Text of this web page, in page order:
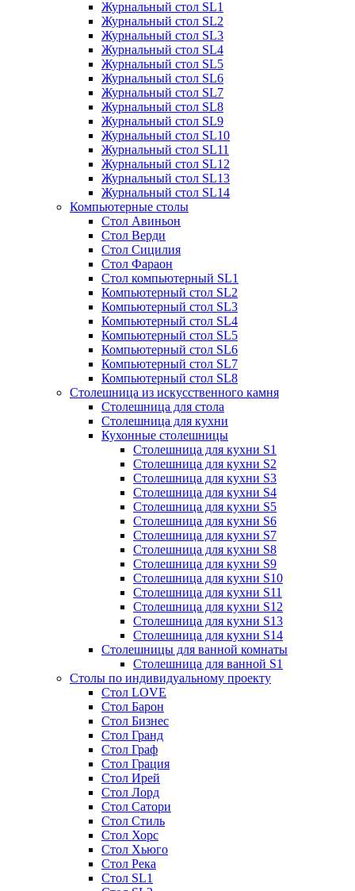
Журнальный стол SL1
Журнальный стол SL2
Журнальный стол SL3
Журнальный стол SL4
Журнальный стол SL5
Журнальный стол SL6
Журнальный стол SL7
Журнальный стол SL8
Журнальный стол SL9
Журнальный стол SL10
Журнальный стол SL11
Журнальный стол SL12
Журнальный стол SL13
Журнальный стол SL14
Компьютерные столы
Стол Авиньон
Стол Верди
Стол Сицилия
Стол Фараон
Стол компьютерный SL1
Компьютерный стол SL2
Компьютерный стол SL3
Компьютерный стол SL4
Компьютерный стол SL5
Компьютерный стол SL6
Компьютерный стол SL7
Компьютерный стол SL8
Столешница из искусственного камня
Столешница для стола
Столешница для кухни
Кухонные столешницы
Столешница для кухни S1
Столешница для кухни S2
Столешница для кухни S3
Столешница для кухни S4
Столешница для кухни S5
Столешница для кухни S6
Столешница для кухни S7
Столешница для кухни S8
Столешница для кухни S9
Столешница для кухни S10
Столешница для кухни S11
Столешница для кухни S12
Столешница для кухни S13
Столешница для кухни S14
Столешницы для ванной комнаты
Столешница для ванной S1
Столы по индивидуальному проекту
Стол LOVE
Стол Барон
Стол Бизнес
Стол Гранд
Стол Граф
Стол Грация
Стол Ирей
Стол Лорд
Стол Сатори
Стол Стиль
Стол Хорс
Стол Хьюго
Стол Река
Стол SL1